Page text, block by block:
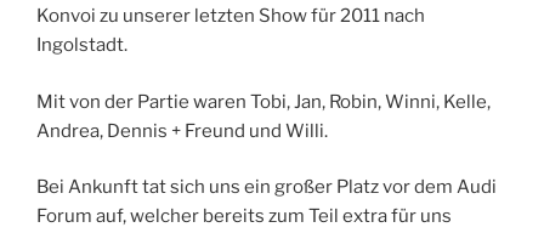
Konvoi zu unserer letzten Show für 2011 nach
Ingolstadt.
Mit von der Partie waren Tobi, Jan, Robin, Winni, Kelle,
Andrea, Dennis + Freund und Willi.
Bei Ankunft tat sich uns ein großer Platz vor dem Audi
Forum auf, welcher bereits zum Teil extra für uns